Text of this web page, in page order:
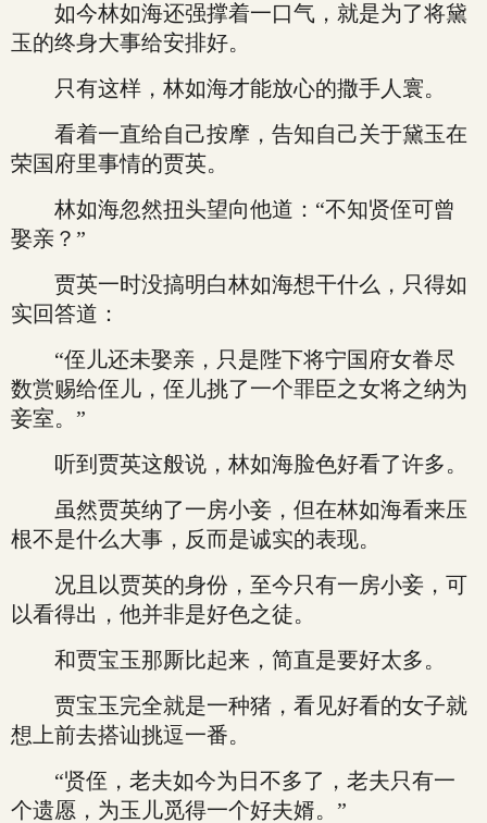
如今林如海还强撑着一口气，就是为了将黛
玉的终身大事给安排好。
只有这样，林如海才能放心的撒手人寰。
看着一直给自己按摩，告知自己关于黛玉在
荣国府里事情的贾英。
林如海忽然扭头望向他道：“不知贤侄可曾
娶亲？”
贾英一时没搞明白林如海想干什么，只得如
实回答道：
“侄儿还未娶亲，只是陛下将宁国府女眷尽
数赏赐给侄儿，侄儿挑了一个罪臣之女将之纳为
妾室。”
听到贾英这般说，林如海脸色好看了许多。
虽然贾英纳了一房小妾，但在林如海看来压
根不是什么大事，反而是诚实的表现。
况且以贾英的身份，至今只有一房小妾，可
以看得出，他并非是好色之徒。
和贾宝玉那厮比起来，简直是要好太多。
贾宝玉完全就是一种猪，看见好看的女子就
想上前去搭讪挑逗一番。
“贤侄，老夫如今为日不多了，老夫只有一
个遗愿，为玉儿觅得一个好夫婿。”